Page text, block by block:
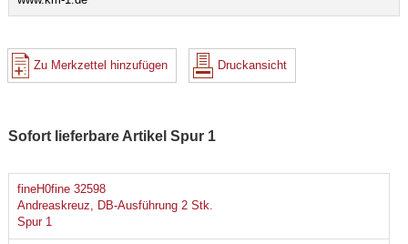
Zu Merkzettel hinzufügen Druckansicht
Sofort lieferbare Artikel Spur 1
fineH0fine 32598
Andreaskreuz, DB-Ausführung 2 Stk.
Spur 1